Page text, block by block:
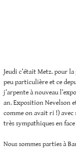
Jeudi c’était Metz. pour
peu particulière et ce
j’arpente à nouveau
an. Exposition Nevelson
comme on avait ri !) avec
très sympathiques en
Nous sommes parties à